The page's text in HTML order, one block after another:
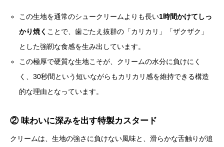
この生地を通常のシュークリームよりも長い1時間かけてしっ
かり焼く ことで、歯ごたえ抜群の「カリカリ」「ザクザク」
とした強靭な食感を生み出しています。
この極厚で硬質な生地こそが、クリームの水分に負けにく
く、30秒間という短いながらもカリカリ感を維持できる構造
的な理由となっています。
② 味わいに深みを出す特製カスタード
クリームは、生地の強さに負けない風味と、滑らかな舌触りが追